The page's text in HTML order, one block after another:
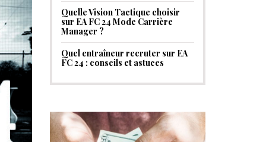
Quelle Vision Tactique choisir
sur EA FC 24 Mode Carrière
Manager ?
Quel entraîneur recruter sur EA
FC 24 : conseils et astuces